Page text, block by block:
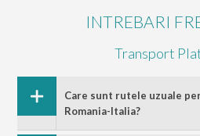
INTREBARI
Transport
Care sunt rutele uzuale
Romania-Italia?